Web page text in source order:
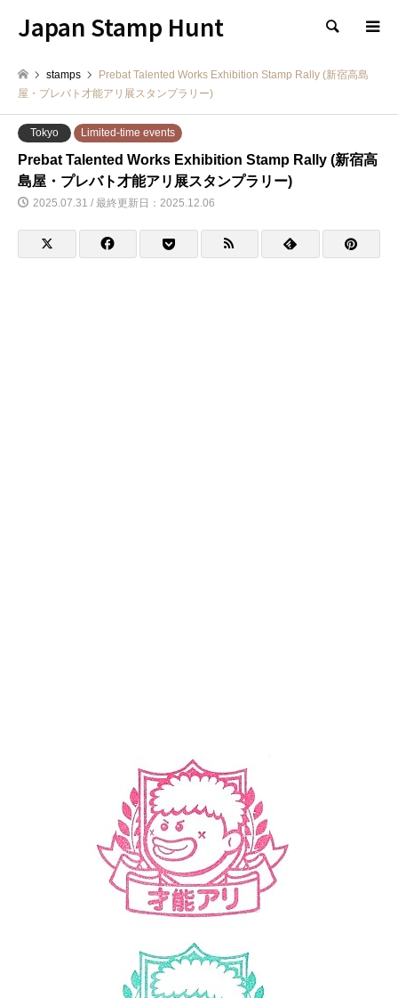
Japan Stamp Hunt 検索
stamps
Prebat Talented Works Exhibition Stamp Rally (新宿高島
屋・プレバト才能アリ展スタンプラリー)
Tokyo Limited-time events
Prebat Talented Works Exhibition Stamp Rally (新宿高
島屋・プレバト才能アリ展スタンプラリー)
2025.07.31 / 最終更新日：2025.12.06